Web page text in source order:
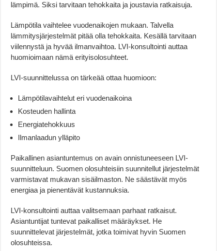
lämpimä. Siksi tarvitaan tehokkaita ja joustavia ratkaisuja.
Lämpötila vaihtelee vuodenaikojen mukaan. Talvella
lämmitysjärjestelmät pitää olla tehokkaita. Kesällä tarvitaan
viilennystä ja hyvää ilmanvaihtoa. LVI-konsultointi auttaa
huomioimaan nämä erityisolosuhteet.
LVI-suunnittelussa on tärkeää ottaa huomioon:
Lämpötilavaihtelut eri vuodenaikoina
Kosteuden hallinta
Energiatehokkuus
Ilmanlaadun ylläpito
Paikallinen asiantuntemus on avain onnistuneeseen LVI-
suunnitteluun. Suomen olosuhteisiin suunnitellut järjestelmät
varmistavat mukavan sisäilmaston. Ne säästävät myös
energiaa ja pienentävät kustannuksia.
LVI-konsultointi auttaa valitsemaan parhaat ratkaisut.
Asiantuntijat tuntevat paikalliset määräykset. He
suunnittelevat järjestelmät, jotka toimivat hyvin Suomen
olosuhteissa.